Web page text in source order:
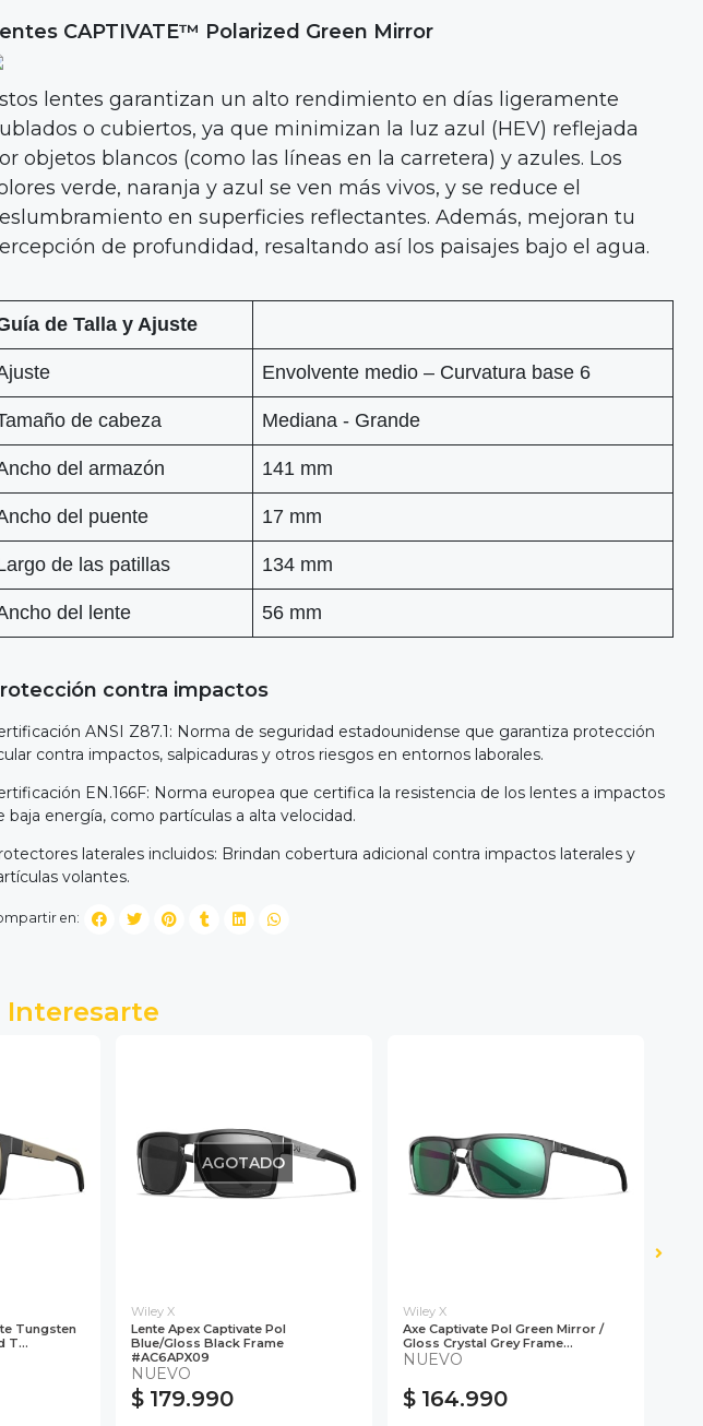
CAPTIVATE™ Polarized Green Mirror
lentes garantizan un alto rendimiento en días ligeramente
o cubiertos, ya que minimizan la luz azul (HEV) reflejada
objetos blancos (como las líneas en la carretera) y azules. Los
verde, naranja y azul se ven más vivos, y se reduce el
en superficies reflectantes. Además, mejoran tu
de profundidad, resaltando así los paisajes bajo el agua.
de Talla y Ajuste
Envolvente medio – Curvatura base 6
de cabeza Mediana - Grande
del armazón 141 mm
del puente 17 mm
de las patillas 134 mm
del lente 56 mm
contra impactos
ANSI Z87.1: Norma de seguridad estadounidense que garantiza protección
contra impactos, salpicaduras y otros riesgos en entornos laborales.
EN.166F: Norma europea que certifica la resistencia de los lentes a impactos
baja energía, como partículas a alta velocidad.
laterales incluidos: Brindan cobertura adicional contra impactos laterales y
volantes.
en:
Interesarte
Tungsten
T...
AGOTADO
Wiley X
Lente Apex Captivate Pol
Blue/Gloss Black Frame
#AC6APX09
NUEVO
$ 179.990
Wiley X
Axe Captivate Pol Green Mirror /
Gloss Crystal Grey Frame...
NUEVO
$ 164.990